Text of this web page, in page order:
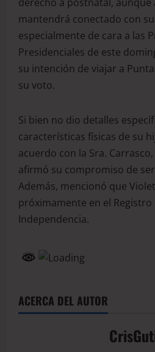
mantendrá conectado con
especialmente de cara a las
Presidenciales de este
su intención de viajar a
su voto.
Si bien no dio detalles
características físicas de su
acuerdo con la Sra.
afirmó su compromiso de
Además, mencionó que
próximamente en el Registro
Independencia.
ACERCA DEL AUTOR